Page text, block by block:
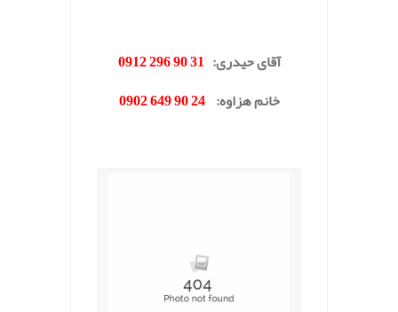
آقای حیدری:
31 90 296 0912
خانم هزاوه:
24 90 649 0902